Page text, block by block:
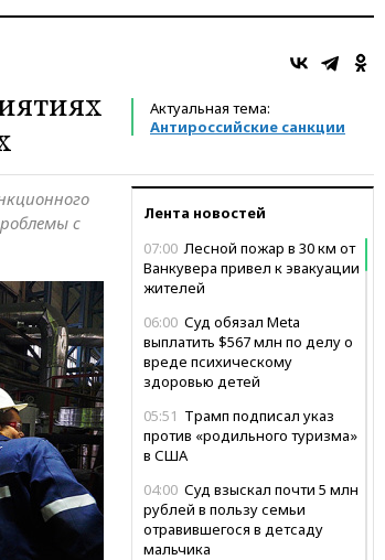
Актуальная тема:
Антироссийские санкции
Лента новостей
07:00 Лесной пожар в 30 км от
Ванкувера привел к эвакуации
жителей
06:00 Суд обязал Meta
выплатить $567 млн по делу о
вреде психическому
здоровью детей
05:51 Трамп подписал указ
против «родильного туризма»
в США
04:00 Суд взыскал почти 5 млн
рублей в пользу семьи
отравившегося в детсаду
мальчика
с